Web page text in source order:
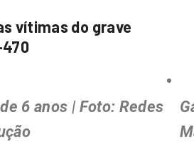
vítimas do grave
6 anos | Foto: Redes